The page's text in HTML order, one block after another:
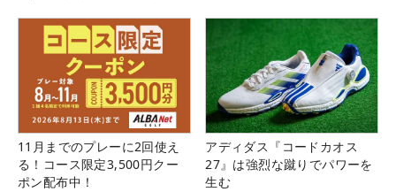
11月までのプレーに2回使え
る！コース限定3,500円クー
ポン配布中！
アディダス『コードカオス
27』は強烈な蹴りでパワーを
生む